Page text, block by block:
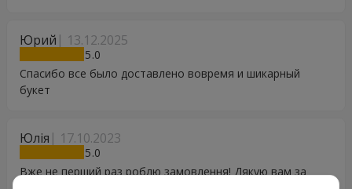
Юрий 13.12.2025
5
Спасибо все было доставлено вовремя и шикарный
букет
Юлія 17.10.2023
5
Вже не перший раз роблю замовлення! Дякую вам за